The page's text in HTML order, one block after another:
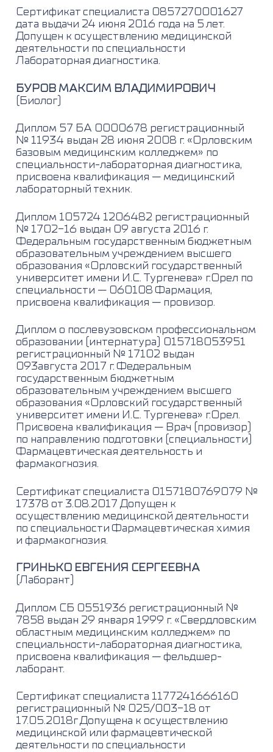
Сертификат специалиста 0857270001627
дата выдачи 24 июня 2016 года на 5 лет.
Допущен к осуществлению медицинской
деятельности по специальности
Лабораторная диагностика.
БУРОВ МАКСИМ ВЛАДИМИРОВИЧ
(Биолог)
Диплом 57 БА 0000678 регистрационный
№ 11934 выдан 28 июня 2008 г. «Орловским
базовым медицинским колледжем» по
специальности-лабораторная диагностика,
присвоена квалификация — медицинский
лабораторный техник.
Диплом 105724 1206482 регистрационный
№ 1702-16 выдан 09 августа 2016 г.
Федеральным государственным бюджетным
образовательным учреждением высшего
образования «Орловский государственный
университет имени И.С. Тургенева» г.Орел по
специальности — 060108 Фармация,
присвоена квалификация — провизор.
Диплом о послевузовском профессиональном
образовании (интернатура) 015718053951
регистрационный № 17102 выдан
093августа 2017 г. Федеральным
государственным бюджетным
образовательным учреждением высшего
образования «Орловский государственный
университет имени И.С. Тургенева» г.Орел.
Присвоена квалификация — Врач (провизор)
по направлению подготовки (специальности)
Фармацевтическая деятельность и
фармакогнозия.
Сертификат специалиста 0157180769079 №
17378 от 3.08.2017 Допущен к
осуществлению медицинской деятельности
по специальности Фармацевтическая химия
и фармакогнозия.
ГРИНЬКО ЕВГЕНИЯ СЕРГЕЕВНА
(Лаборант)
Диплом СБ 0551936 регистрационный №
7858 выдан 29 января 1999 г. «Свердловским
областным медицинским колледжем» по
специальности-лабораторная диагностика,
присвоена квалификация — фельдшер-
лаборант.
Сертификат специалиста 1177241666160
регистрационный № 025/003-18 от
17.05.2018г Допущена к осуществлению
медицинской или фармацевтической
деятельности по специальности